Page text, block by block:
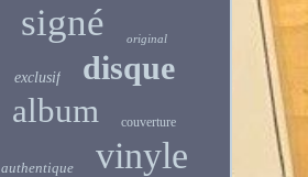
signé original
exclusif disque
album couverture
authentique vinyle